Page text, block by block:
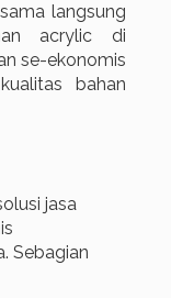
langsung
acrylic di
se-ekonomis
bahan
jasa
Sebagian